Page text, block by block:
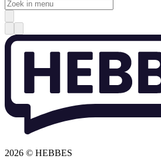
2026 © HEBBES